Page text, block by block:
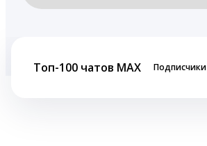
Топ-100 чатов MAX Подписчики